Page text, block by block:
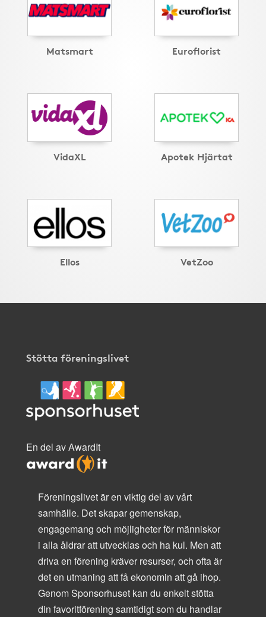
Matsmart Euroflorist
VidaXL Apotek Hjärtat
Ellos VetZoo
Stötta föreningslivet
En del av AwardIt
Föreningslivet är en viktig del av vårt
samhälle. Det skapar gemenskap,
engagemang och möjligheter för människor
i alla åldrar att utvecklas och ha kul. Men att
driva en förening kräver resurser, och ofta är
det en utmaning att få ekonomin att gå ihop.
Genom Sponsorhuset kan du enkelt stötta
din favoritförening samtidigt som du handlar